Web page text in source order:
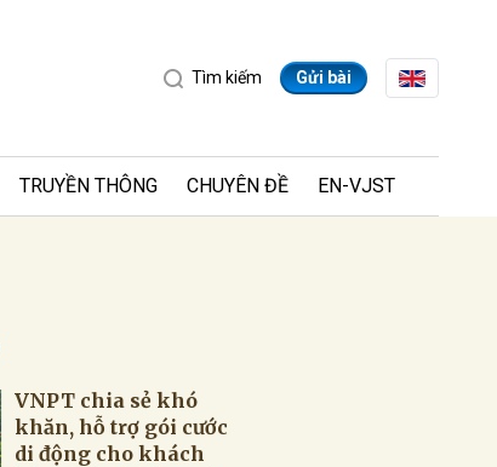
Tìm kiếm Gửi bài
TRUYỀN THÔNG CHUYÊN ĐỀ EN-VJST
VNPT chia sẻ khó
khăn, hỗ trợ gói cước
di động cho khách